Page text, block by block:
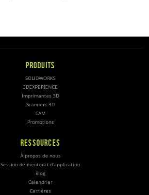
PRODUITS
SOLIDWORKS
3DEXPERIENCE
Imprimantes 3D
Scanners 3D
CAM
Promotions
RESSOURCES
À propos de nous
Session de mentorat d’application
Blog
Calendrier
Carrières